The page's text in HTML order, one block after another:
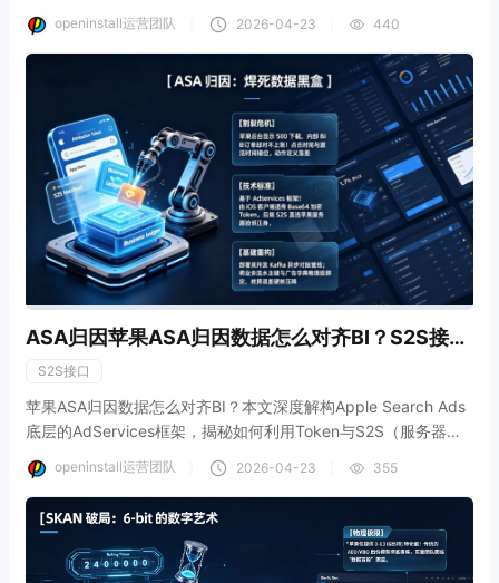
构建硬核的降级归因引擎。结合openinstall中立匹配底座，教你
在绝对不触碰“设备唯一标识”隐私红线的前提下，将模糊匹配精度
极限拉升至86.7%，为广告主提供最坚实的跨端对账基建与业务
openinstall运营团队 2026-04-23 440
ASA归因苹果ASA归因数据怎么对齐BI？S2S接口
S2S接口
苹果ASA归因数据怎么对齐BI？本文深度解构Apple Search Ads
底层的AdServices框架，揭秘如何利用Token与S2S（服务器对
服务器）接口打通竞价后台与企业内部业务流。结合openinstall
中立对账底座，彻底解决点击与激活的口径时差问题，将ASA买
量数据的财务对账误差率硬核压降至1.7%，重塑数据驱动的精细
化竞价出价模型。
openinstall运营团队 2026-04-23 355